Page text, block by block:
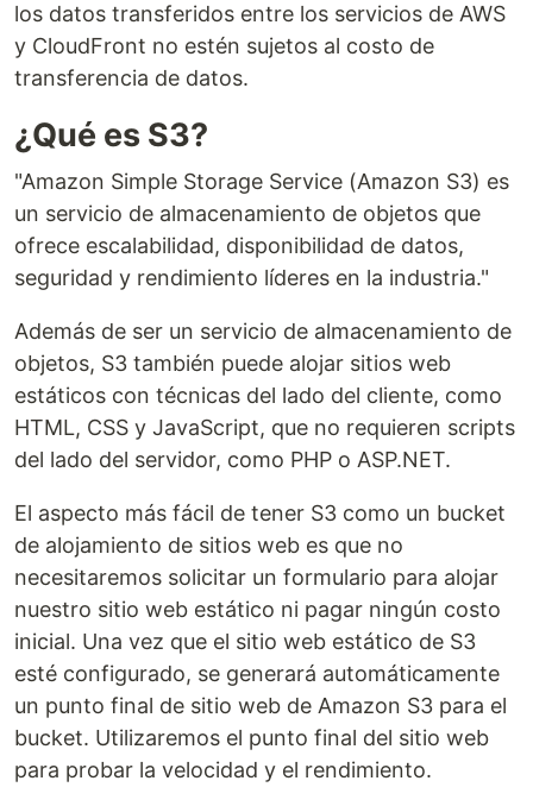
los datos transferidos entre los servicios de AWS
y CloudFront no estén sujetos al costo de
transferencia de datos.
¿Qué es S3?
"Amazon Simple Storage Service (Amazon S3) es
un servicio de almacenamiento de objetos que
ofrece escalabilidad, disponibilidad de datos,
seguridad y rendimiento líderes en la industria."
Además de ser un servicio de almacenamiento de
objetos, S3 también puede alojar sitios web
estáticos con técnicas del lado del cliente, como
HTML, CSS y JavaScript, que no requieren scripts
del lado del servidor, como PHP o ASP.NET.
El aspecto más fácil de tener S3 como un bucket
de alojamiento de sitios web es que no
necesitaremos solicitar un formulario para alojar
nuestro sitio web estático ni pagar ningún costo
inicial. Una vez que el sitio web estático de S3
esté configurado, se generará automáticamente
un punto final de sitio web de Amazon S3 para el
bucket. Utilizaremos el punto final del sitio web
para probar la velocidad y el rendimiento.